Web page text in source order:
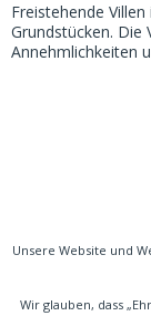
Freistehende
Grundstücken. Die
Annehmlichkeiten
Unsere Website und
Wir glauben, dass